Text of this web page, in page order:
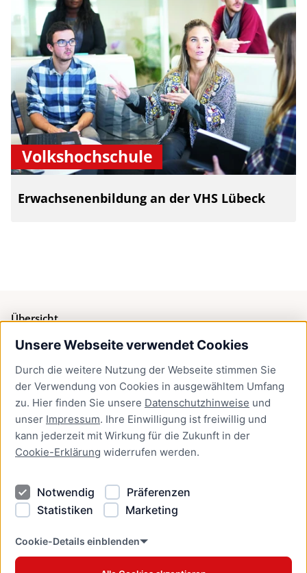
Unsere Webseite verwendet Cookies
Durch die weitere Nutzung der Webseite stimmen Sie
der Verwendung von Cookies in ausgewähltem Umfang
zu. Hier finden Sie unsere Datenschutzhinweise und
unser Impressum. Ihre Einwilligung ist freiwillig und
kann jederzeit mit Wirkung für die Zukunft in der
Cookie-Erklärung widerrufen werden.
Notwendig
Präferenzen
Statistiken
Marketing
Cookie-Details einblenden
Volkshochschule
Erwachsenenbildung an der VHS Lübeck
Übersicht
Bürgerservice
Presse
Newsletter Lübeck:kompakt
Kontakt
Kontakt
Datenschutzhinweise
Barrierefreiheit
Cookie Erklärung